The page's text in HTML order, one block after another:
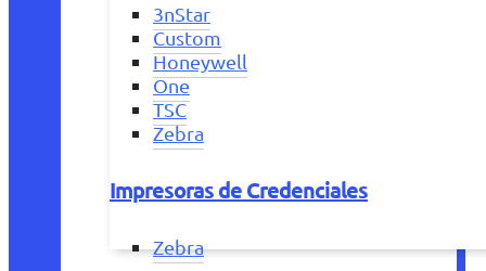
3nStar
Custom
Honeywell
One
TSC
Zebra
Impresoras de Credenciales
Zebra